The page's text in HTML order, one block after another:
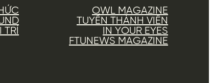
TRÍ
OWL MAGAZINE
TUYỂN THÀNH VIÊN
IN YOUR EYES
FTUNEWS MAGAZINE